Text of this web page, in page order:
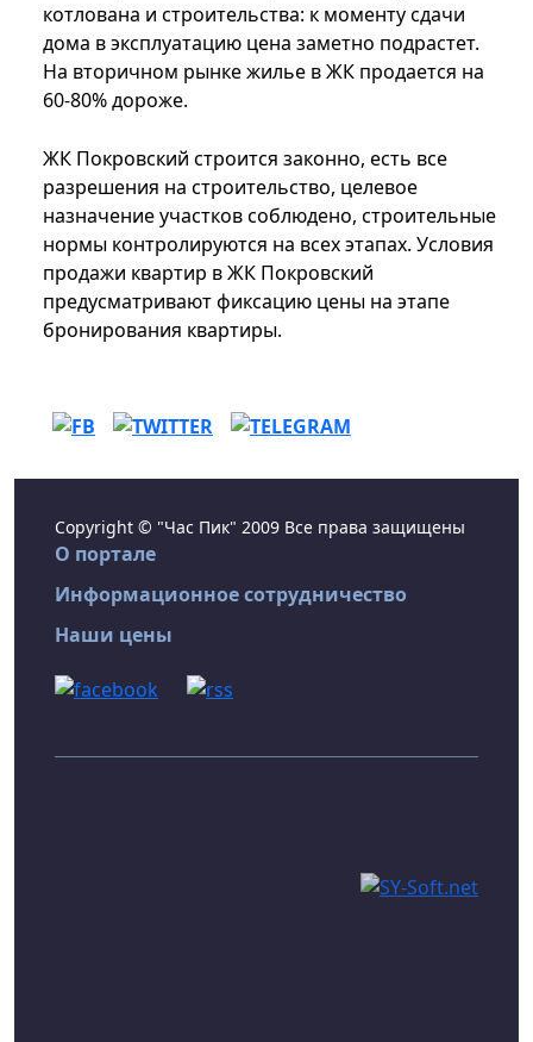
котлована и строительства: к моменту сдачи
дома в эксплуатацию цена заметно подрастет.
На вторичном рынке жилье в ЖК продается на
60-80% дороже.
ЖК Покровский строится законно, есть все
разрешения на строительство, целевое
назначение участков соблюдено, строительные
нормы контролируются на всех этапах. Условия
продажи квартир в ЖК Покровский
предусматривают фиксацию цены на этапе
бронирования квартиры.
Copyright © "Час Пик" 2009 Все права защищены
О портале
Информационное сотрудничество
Наши цены